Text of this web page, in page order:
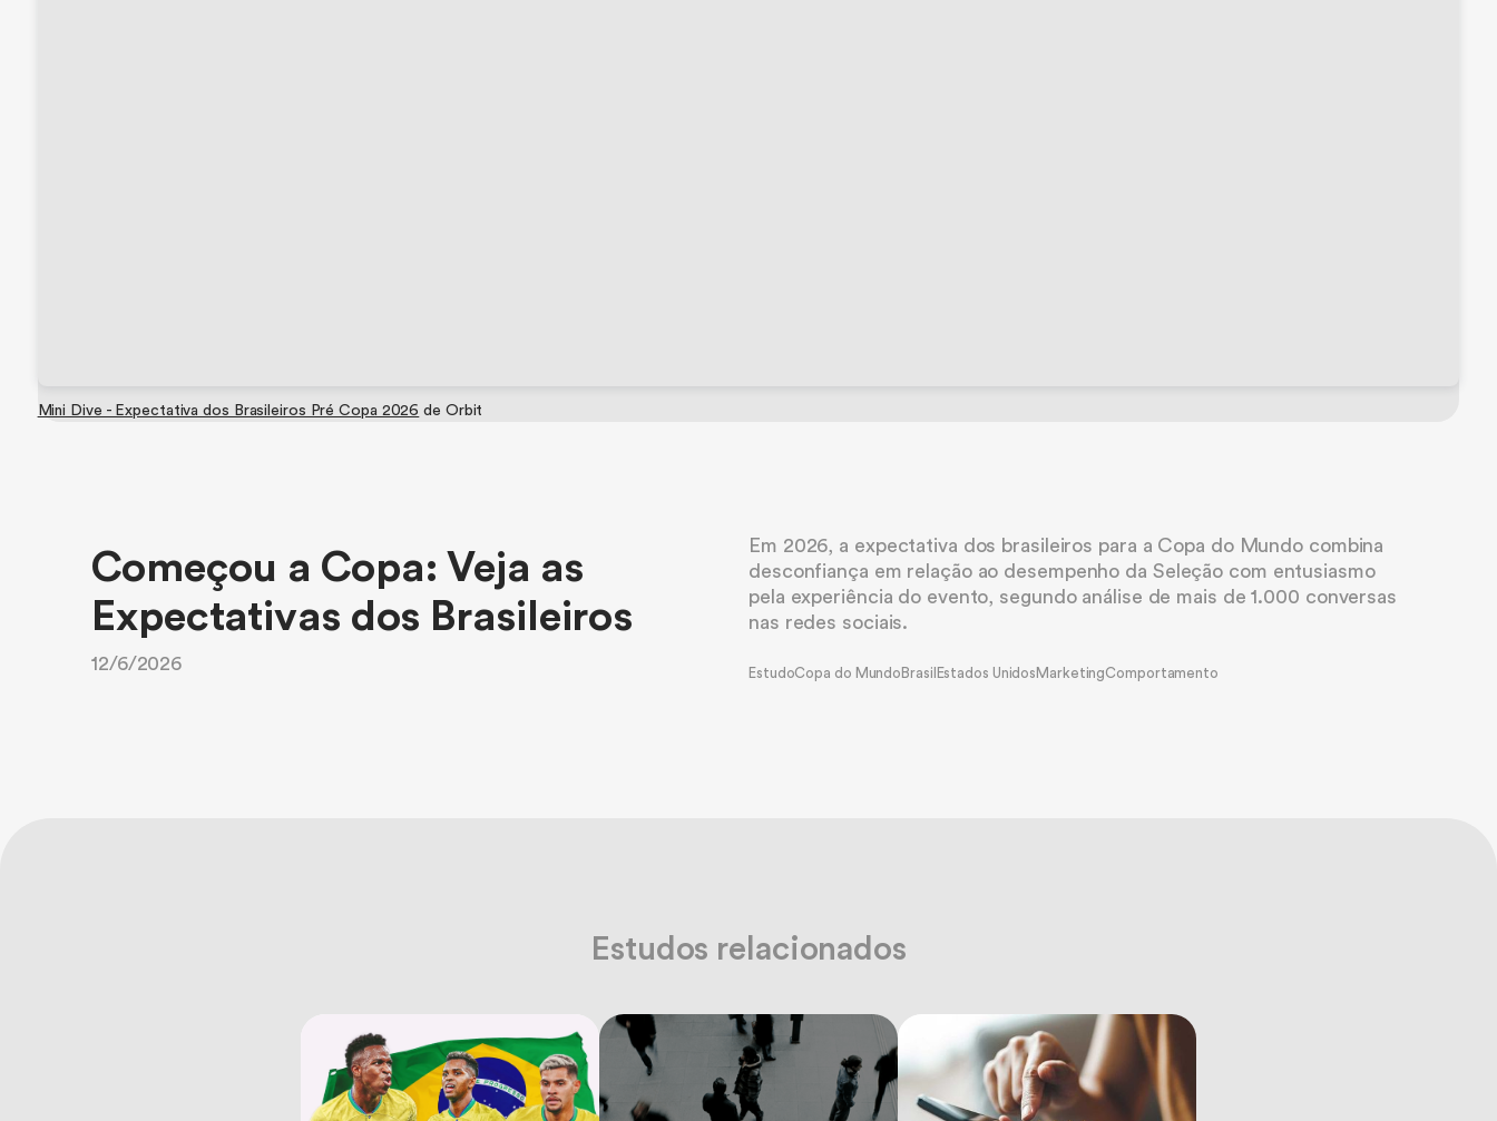
Mini Dive - Expectativa dos Brasileiros Pré Copa 2026 de Orbit
Começou a Copa: Veja as
Expectativas dos Brasileiros
12/6/2026
Em 2026, a expectativa dos brasileiros para a Copa do Mundo combina
desconfiança em relação ao desempenho da Seleção com entusiasmo
pela experiência do evento, segundo análise de mais de 1.000 conversas
nas redes sociais.
EstudoCopa do Mundo Brasil Estados Unidos MarketingComportamento
Estudos relacionados